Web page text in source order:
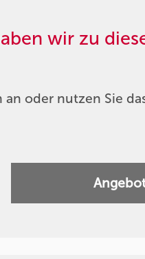
wir zu
an oder nutzen Sie